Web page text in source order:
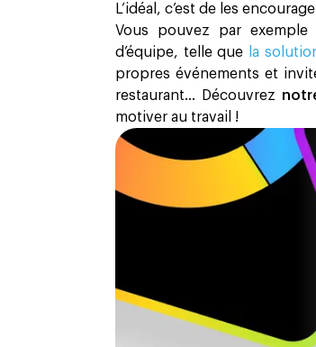
L’idéal, c’est de les
Vous pouvez par
d’équipe, telle que
la
propres événements et
restaurant… Découvrez
motiver au travail !